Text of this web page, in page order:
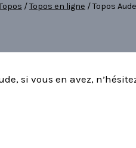
/Topos en ligne /Topos Aude
si vous en avez,